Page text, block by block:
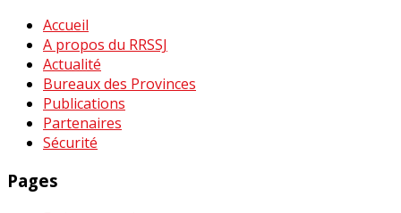
Accueil
A propos du RRSSJ
Actualité
Bureaux des Provinces
Publications
Partenaires
Sécurité
Pages